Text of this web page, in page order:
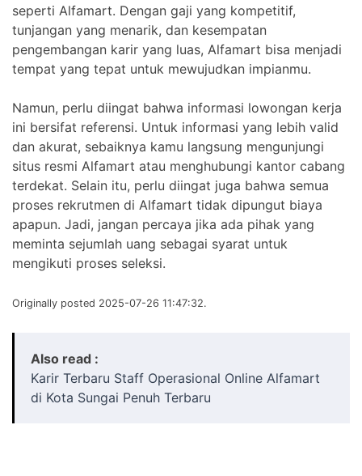
seperti Alfamart. Dengan gaji yang kompetitif,
tunjangan yang menarik, dan kesempatan
pengembangan karir yang luas, Alfamart bisa menjadi
tempat yang tepat untuk mewujudkan impianmu.
Namun, perlu diingat bahwa informasi lowongan kerja
ini bersifat referensi. Untuk informasi yang lebih valid
dan akurat, sebaiknya kamu langsung mengunjungi
situs resmi Alfamart atau menghubungi kantor cabang
terdekat. Selain itu, perlu diingat juga bahwa semua
proses rekrutmen di Alfamart tidak dipungut biaya
apapun. Jadi, jangan percaya jika ada pihak yang
meminta sejumlah uang sebagai syarat untuk
mengikuti proses seleksi.
Originally posted 2025-07-26 11:47:32.
Also read :
Karir Terbaru Staff Operasional Online Alfamart
di Kota Sungai Penuh Terbaru